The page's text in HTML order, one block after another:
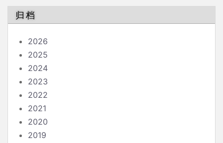
归档
2026
2025
2024
2023
2022
2021
2020
2019